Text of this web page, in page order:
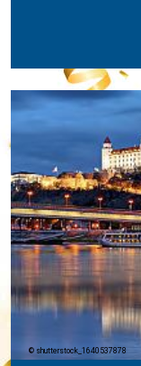
shutterstock_1640537878